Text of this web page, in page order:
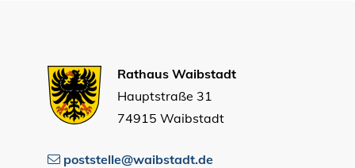
Rathaus Waibstadt
Hauptstraße 31
74915 Waibstadt
poststelle@waibstadt.de